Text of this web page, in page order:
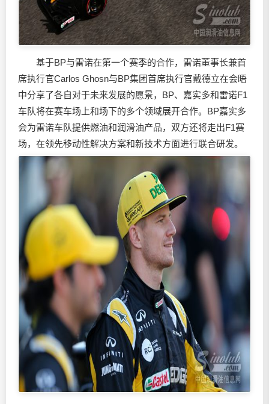
基于BP与雷诺在第一个赛季的合作，雷诺董事长兼首
席执行官Carlos Ghosn与BP集团首席执行官戴德立在会晤
中分享了各自对于未来发展的愿景，BP、嘉实多和雷诺F1
车队将在赛车场上和场下的多个领域展开合作。BP嘉实多
会为雷诺车队提供燃油和润滑油产品，双方还将走出F1赛
场，在领先移动性解决方案和新技术方面进行联合研发。